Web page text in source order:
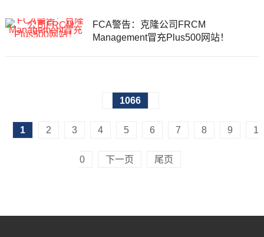
FCA警告：克隆公司FRCM
Management冒充Plus500网站！
章
1066
1 2 3 4 5 6 7 8 9 1
0 下一页 尾页